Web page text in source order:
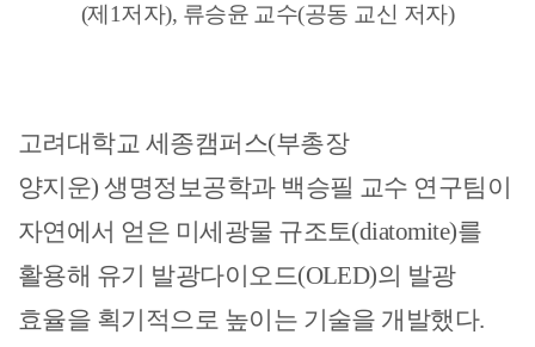
(제1저자), 류승윤 교수(공동 교신 저자)
고려대학교 세종캠퍼스(부총장
양지운) 생명정보공학과 백승필 교수 연구팀이
자연에서 얻은 미세광물 규조토(diatomite)를
활용해 유기 발광다이오드(OLED)의 발광
효율을 획기적으로 높이는 기술을 개발했다.